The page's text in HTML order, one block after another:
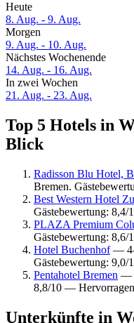
Heute
8. Aug. - 9. Aug.
Morgen
9. Aug. - 10. Aug.
Nächstes Wochenende
14. Aug. - 16. Aug.
In zwei Wochen
21. Aug. - 23. Aug.
Top 5 Hotels in
Blick
Radisson Blu Hotel,
Bremen.
Best Western Hotel
Gästebewertung:
PLAZA Premium
Gästebewertung:
Hotel Buchenhof— 4-
Gästebewertung:
Pentahotel Bremen —
8,8/10 —
Unterkünfte in